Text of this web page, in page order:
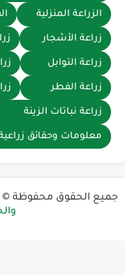
الزراعة المنزلية
زراعة الأشجار
زراعة التوابل
زراعة الفطر
زراعة نباتات الزينة
معلومات وحقائق زراعية
الحقوق محفوظة ©